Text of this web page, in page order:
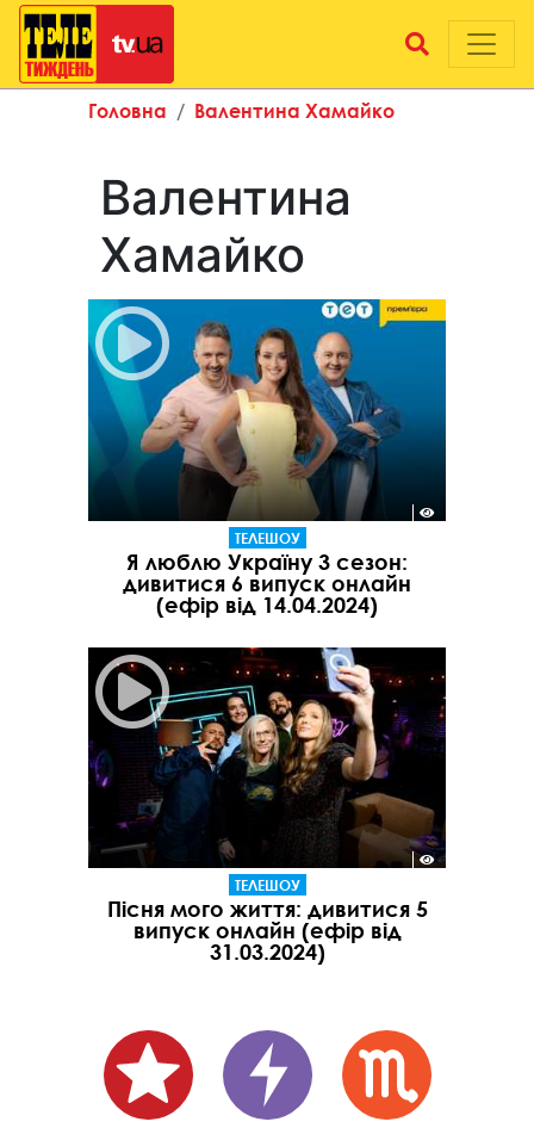
Головна Валентина Хамайко
Валентина
Хамайко
ТЕЛЕШОУ
Я люблю Україну 3 сезон:
дивитися 6 випуск онлайн
(ефір від 14.04.2024)
ТЕЛЕШОУ
Пісня мого життя: дивитися 5
випуск онлайн (ефір від
31.03.2024)